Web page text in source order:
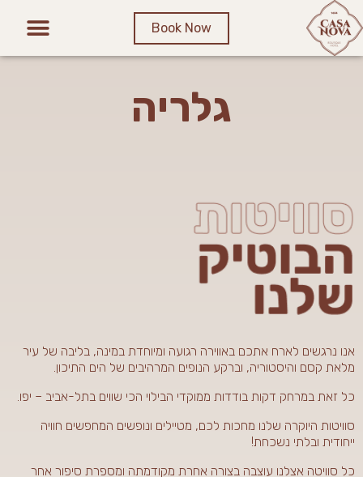
Book Now
גלריה
אנו נרגשים לארח אתכם באווירה רגועה ומיוחדת במינה, בליבה של עיר
מלאת קסם והיסטוריה, וברקע הנופים המרהיבים של הים התיכון.
כל זאת במרחק דקות בודדות ממוקדי הבילוי הכי שווים בתל-אביב – יפו.
סוויטות היוקרה שלנו מחכות לכם, מטיילים ונופשים המחפשים חוויה
ייחודית ובלתי נשכחת!
כל סוויטה אצלנו עוצבה בצורה אחרת מקודמתה ומספרת סיפור אחר